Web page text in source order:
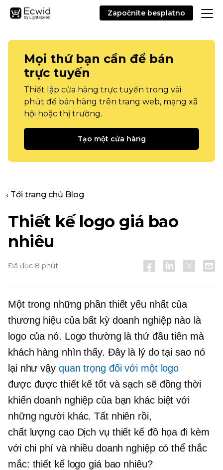
Započnite besplatno
Mọi thứ bạn cần để bán
trực tuyến
Thiết lập cửa hàng trực tuyến trong vài
phút để bán hàng trên trang web, mạng xã
hội hoặc thị trường.
Tạo một cửa hàng
‹ Tới trang chủ Blog
Thiết kế logo giá bao
nhiêu
Đã đọc 8 phút
Một trong những phần thiết yếu nhất của
thương hiệu của bất kỳ doanh nghiệp nào là
logo của nó. Logo thường là thứ đầu tiên mà
khách hàng nhìn thấy. Đây là lý do tại sao nó
lại như vậy quan trọng đối với một logo
được được thiết kế tốtvà sạch sẽ đồng thời
khiến doanh nghiệp của bạn khác biệt với
những người khác. Tất nhiên rồi,
chất lượng caoDịch vụ thiết kế đồ họa đi kèm
với chi phí và nhiều doanh nghiệp có thể thắc
mắc: thiết kế logo giá bao nhiêu?